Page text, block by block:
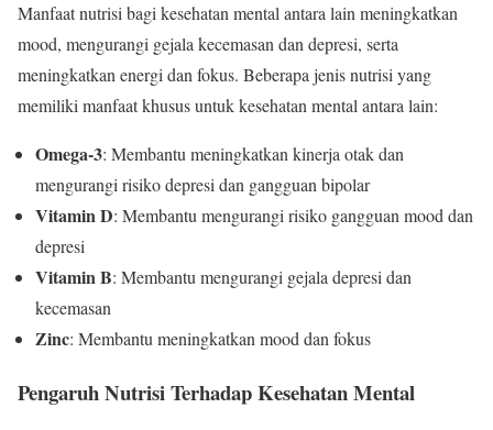
Manfaat nutrisi bagi kesehatan mental antara lain meningkatkan
mood, mengurangi gejala kecemasan dan depresi, serta
meningkatkan energi dan fokus. Beberapa jenis nutrisi yang
memiliki manfaat khusus untuk kesehatan mental antara lain:
Omega-3: Membantu meningkatkan kinerja otak dan
mengurangi risiko depresi dan gangguan bipolar
Vitamin D: Membantu mengurangi risiko gangguan mood dan
depresi
Vitamin B: Membantu mengurangi gejala depresi dan
kecemasan
Zinc: Membantu meningkatkan mood dan fokus
Pengaruh Nutrisi Terhadap Kesehatan Mental